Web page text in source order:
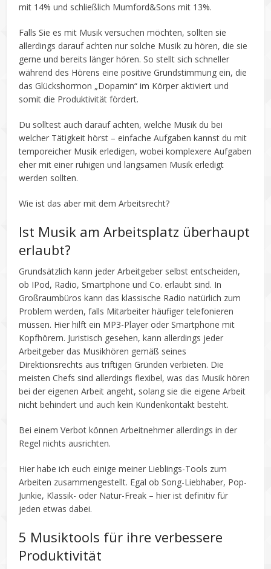
mit 14% und schließlich Mumford&Sons mit 13%.
Falls Sie es mit Musik versuchen möchten, sollten sie
allerdings darauf achten nur solche Musik zu hören, die sie
gerne und bereits länger hören. So stellt sich schneller
während des Hörens eine positive Grundstimmung ein, die
das Glückshormon „Dopamin“ im Körper aktiviert und
somit die Produktivität fördert.
Du solltest auch darauf achten, welche Musik du bei
welcher Tätigkeit hörst – einfache Aufgaben kannst du mit
temporeicher Musik erledigen, wobei komplexere Aufgaben
eher mit einer ruhigen und langsamen Musik erledigt
werden sollten.
Wie ist das aber mit dem Arbeitsrecht?
Ist Musik am Arbeitsplatz überhaupt
erlaubt?
Grundsätzlich kann jeder Arbeitgeber selbst entscheiden,
ob IPod, Radio, Smartphone und Co. erlaubt sind. In
Großraumbüros kann das klassische Radio natürlich zum
Problem werden, falls Mitarbeiter häufiger telefonieren
müssen. Hier hilft ein MP3-Player oder Smartphone mit
Kopfhörern. Juristisch gesehen, kann allerdings jeder
Arbeitgeber das Musikhören gemäß seines
Direktionsrechts aus triftigen Gründen verbieten. Die
meisten Chefs sind allerdings flexibel, was das Musik hören
bei der eigenen Arbeit angeht, solang sie die eigene Arbeit
nicht behindert und auch kein Kundenkontakt besteht.
Bei einem Verbot können Arbeitnehmer allerdings in der
Regel nichts ausrichten.
Hier habe ich euch einige meiner Lieblings-Tools zum
Arbeiten zusammengestellt. Egal ob Song-Liebhaber, Pop-
Junkie, Klassik- oder Natur-Freak – hier ist definitiv für
jeden etwas dabei.
5 Musiktools für ihre verbessere
Produktivität